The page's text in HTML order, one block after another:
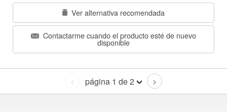
Ver alternativa recomendada
Contactarme cuando el producto esté de nuevo
disponible
< página 1 de 2 >